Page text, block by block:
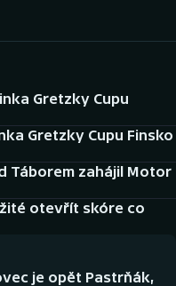
Gretzky Cupu
Gretzky Cupu Finsko
Táborem zahájil Motor
otevřít skóre co
je opět Pastrňák,